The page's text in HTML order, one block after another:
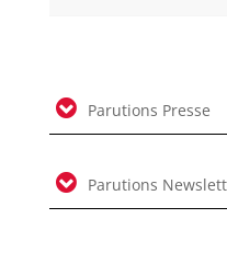
Parutions Presse
Parutions